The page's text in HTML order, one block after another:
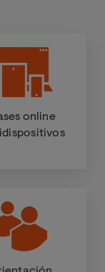
online